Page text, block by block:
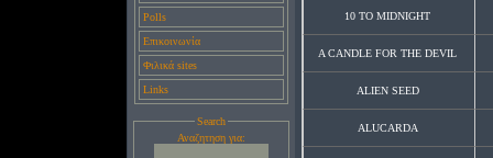
Polls
Επικοινωνία
Φιλικά sites
Links
Search
Αναζητηση για:
10 TO MIDNIGHT
A CANDLE FOR THE DEVIL
ALIEN SEED
ALUCARDA